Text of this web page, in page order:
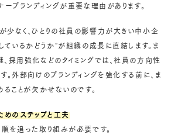
ーブランディングが重要な理由があります。
少なく、ひとりの社員の影響力が大きい中小企
ているかどうか”が組織の成長に直結します。ま
採用強化などのタイミングでは、社員の方向性
。外部向けのブランディングを強化する前に、ま
ことが欠かせないのです。
めのステップと工夫
を追った取り組みが必要です。